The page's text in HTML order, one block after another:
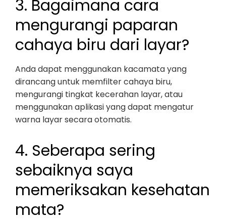
3. Bagaimana cara
mengurangi paparan
cahaya biru dari layar?
Anda dapat menggunakan kacamata yang
dirancang untuk memfilter cahaya biru,
mengurangi tingkat kecerahan layar, atau
menggunakan aplikasi yang dapat mengatur
warna layar secara otomatis.
4. Seberapa sering
sebaiknya saya
memeriksakan kesehatan
mata?